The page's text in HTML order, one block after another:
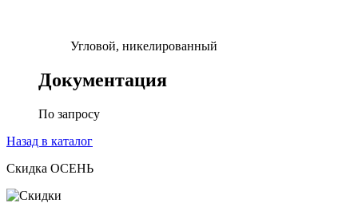
Угловой, никелированный
Документация
По запросу
Назад в каталог
Скидка ОСЕНЬ